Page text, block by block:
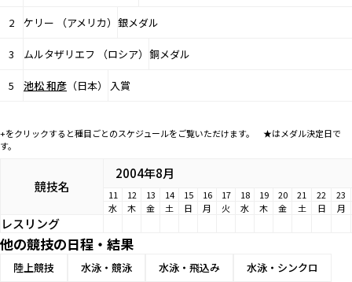
2 ケリー （アメリカ） 銀メダル
3 ムルタザリエフ （ロシア） 銅メダル
5 池松 和彦 （日本） 入賞
+をクリックすると種目ごとのスケジュールをご覧いただけます。 ★はメダル決定日で
す。
競技名
2004年8月
11 12 13 14 15 16 17 18 19 20 21 22
23
水
木 金 土 日 月 火 水 木 金 土 日 月
レスリング
他の競技の日程・結果
陸上競技 水泳・競泳 水泳・飛込み
水泳・シンクロ